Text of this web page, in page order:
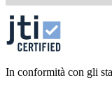
In conformità con gli